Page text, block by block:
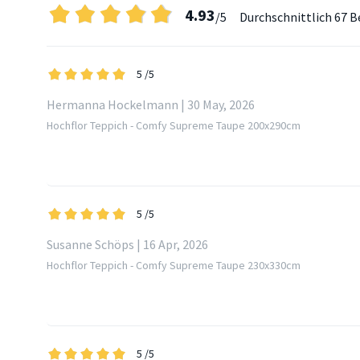
4.93/5 Durchschnittlich 67
5 /5
Hermanna Hockelmann | 30 May, 2026
Hochflor Teppich - Comfy Supreme Taupe 200x290cm
5 /5
Susanne Schöps | 16 Apr, 2026
Hochflor Teppich - Comfy Supreme Taupe 230x330cm
5 /5